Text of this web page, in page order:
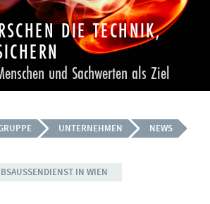
DIE TECHNIK,
und Sachwerten als Ziel
UNTERNEHMEN
NEWS
IN WIEN